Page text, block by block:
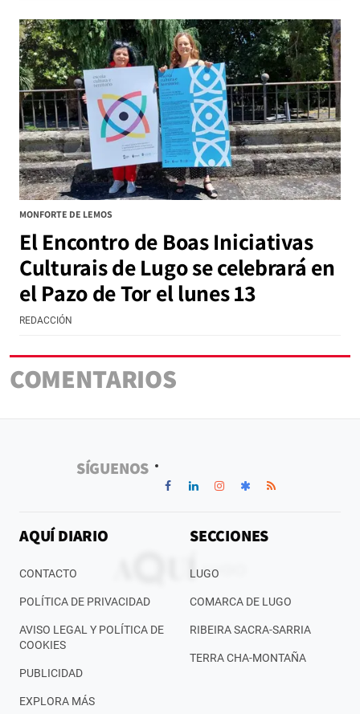
MONFORTE DE LEMOS
El Encontro de Boas Iniciativas
Culturais de Lugo se celebrará en
el Pazo de Tor el lunes 13
REDACCIÓN
COMENTARIOS
SÍGUENOS
AQUÍ DIARIO
CONTACTO
POLÍTICA DE PRIVACIDAD
AVISO LEGAL Y POLÍTICA DE
COOKIES
PUBLICIDAD
EXPLORA MÁS
SECCIONES
LUGO
COMARCA DE LUGO
RIBEIRA SACRA-SARRIA
TERRA CHA-MONTAÑA